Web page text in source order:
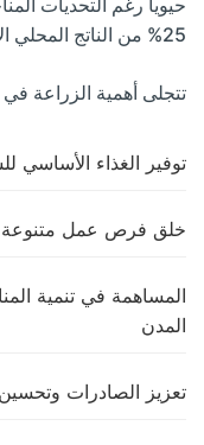
25% من الناتج المحلي الإجمالي في بعض الدول.
تتجلى أهمية الزراعة
توفير الغذاء الأساسي
خلق فرص عمل متنوعة
المساهمة في تنمية
المدن
تعزيز الصادرات